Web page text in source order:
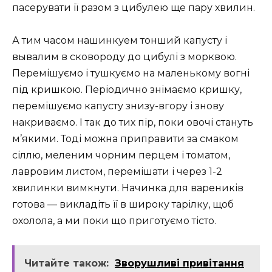
пасерувати її разом з цибулею ще пару хвилин.
А тим часом нашинкуем тонший капусту і
вывалим в сковороду до цибулі з морквою.
Перемішуємо і тушкуємо на маленькому вогні
під кришкою. Періодично знімаємо кришку,
перемішуємо капусту знизу-вгору і знову
накриваємо. І так до тих пір, поки овочі стануть
м’якими. Тоді можна приправити за смаком
сіллю, меленим чорним перцем і томатом,
лавровим листом, перемішати і через 1-2
хвилинки вимкнути. Начинка для вареників
готова — викладіть її в широку тарілку, щоб
охолола, а ми поки що приготуємо тісто.
Читайте також: Зворушливі привітання